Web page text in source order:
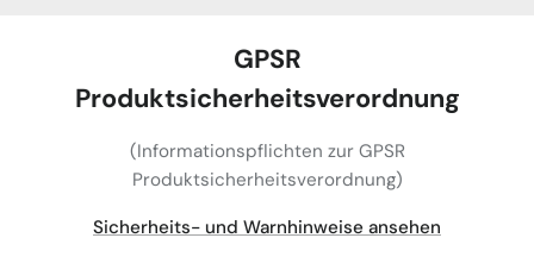
GPSR
Produktsicherheitsverordnung
(Informationspflichten zur GPSR
Produktsicherheitsverordnung)
Sicherheits- und Warnhinweise ansehen